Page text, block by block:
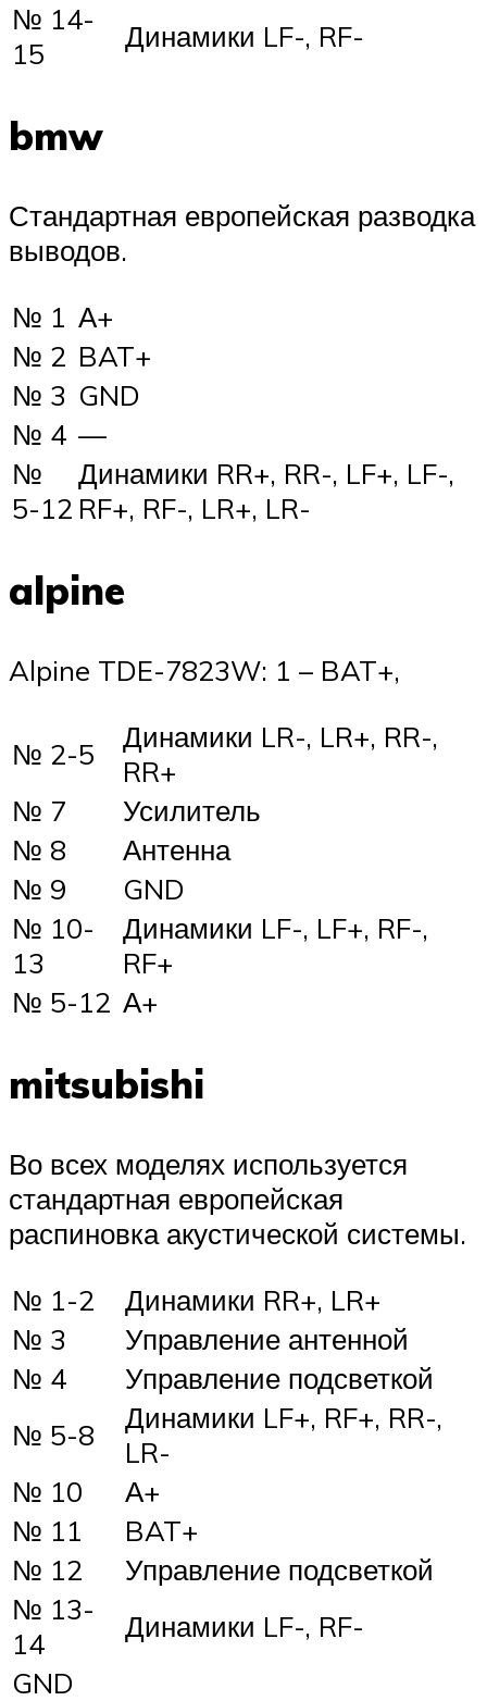
№ 14-
15
Динамики LF-, RF-
bmw
Стандартная европейская разводка
выводов.
№ 1 А+
№ 2 BAT+
№ 3 GND
№ 4 —
№
5-12
Динамики RR+, RR-, LF+, LF-,
RF+, RF-, LR+, LR-
alpine
Alpine TDE-7823W: 1 – BAT+,
№ 2-5
Динамики LR-, LR+, RR-,
RR+
№ 7
Усилитель
№ 8
Антенна
№ 9
GND
№ 10-
13
Динамики LF-, LF+, RF-,
RF+
№ 5-12 А+
mitsubishi
Во всех моделях используется
стандартная европейская
распиновка акустической системы.
№ 1-2
Динамики RR+, LR+
№ 3
Управление антенной
№ 4
Управление подсветкой
№ 5-8
Динамики LF+, RF+, RR-,
LR-
№ 10
А+
№ 11
BAT+
№ 12
Управление подсветкой
№ 13-
14
Динамики LF-, RF-
GND